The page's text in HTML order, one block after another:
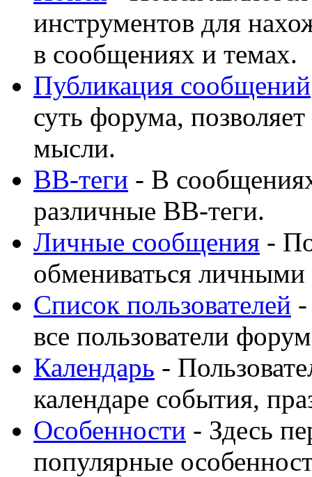
инструментов для
в сообщениях и темах.
Публикация сообщений
суть форума,
мысли.
BB-теги - В
различные BB-теги.
Личные сообщения -
обмениваться
Список пользователей
все пользователи
Календарь -
календаре события,
Особенности - Здесь
популярные